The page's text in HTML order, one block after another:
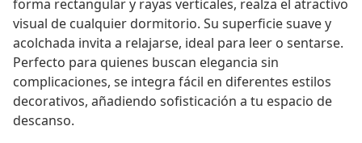
forma rectangular y rayas verticales, realza el atractivo
visual de cualquier dormitorio. Su superficie suave y
acolchada invita a relajarse, ideal para leer o sentarse.
Perfecto para quienes buscan elegancia sin
complicaciones, se integra fácil en diferentes estilos
decorativos, añadiendo sofisticación a tu espacio de
descanso.